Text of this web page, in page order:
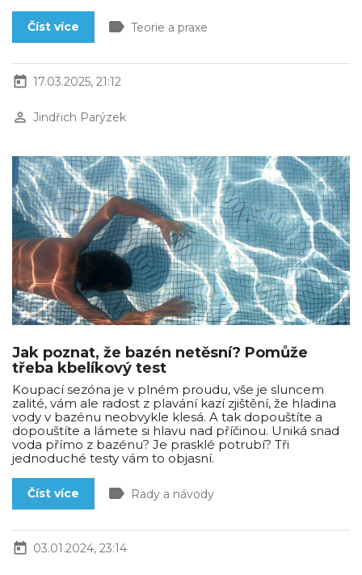
Číst více label Teorie a praxe
today 17.03.2025, 21:12
perm_identity Jindřich Parýzek
Jak poznat, že bazén netěsní? Pomůže
třeba kbelíkový test
Koupací sezóna je v plném proudu, vše je sluncem
zalité, vám ale radost z plavání kazí zjištění, že hladina
vody v bazénu neobvykle klesá. A tak dopouštíte a
dopouštíte a lámete si hlavu nad příčinou. Uniká snad
voda přímo z bazénu? Je prasklé potrubí? Tři
jednoduché testy vám to objasní.
Číst více label Rady a návody
today 03.01.2024, 23:14